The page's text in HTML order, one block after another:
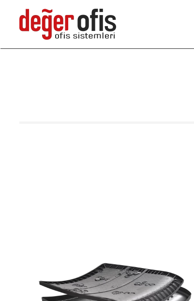
Skip to main content